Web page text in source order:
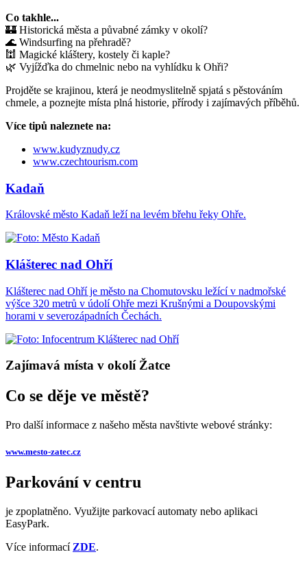
Co takhle...
🏰 Historická města a půvabné zámky v okolí?
🌊 Windsurfing na přehradě?
🕍 Magické kláštery, kostely či kaple?
🌿 Vyjížďka do chmelnic nebo na vyhlídku k Ohři?
Projděte se krajinou, která je neodmyslitelně spjatá s pěstováním
chmele, a poznejte místa plná historie, přírody i zajímavých příběhů.
Více tipů naleznete na:
www.kudyznudy.cz
www.czechtourism.com
Kadaň
Královské město Kadaň leží na levém břehu řeky Ohře.
Klášterec nad Ohří
Klášterec nad Ohří je město na Chomutovsku ležící v nadmořské
výšce 320 metrů v údolí Ohře mezi Krušnými a Doupovskými
horami v severozápadních Čechách.
Zajímavá místa v okolí Žatce
Co se děje ve městě?
Pro další informace z našeho města navštivte webové stránky:
www.mesto-zatec.cz
Parkování v centru
je zpoplatněno. Využijte parkovací automaty nebo aplikaci
EasyPark.
Více informací ZDE.